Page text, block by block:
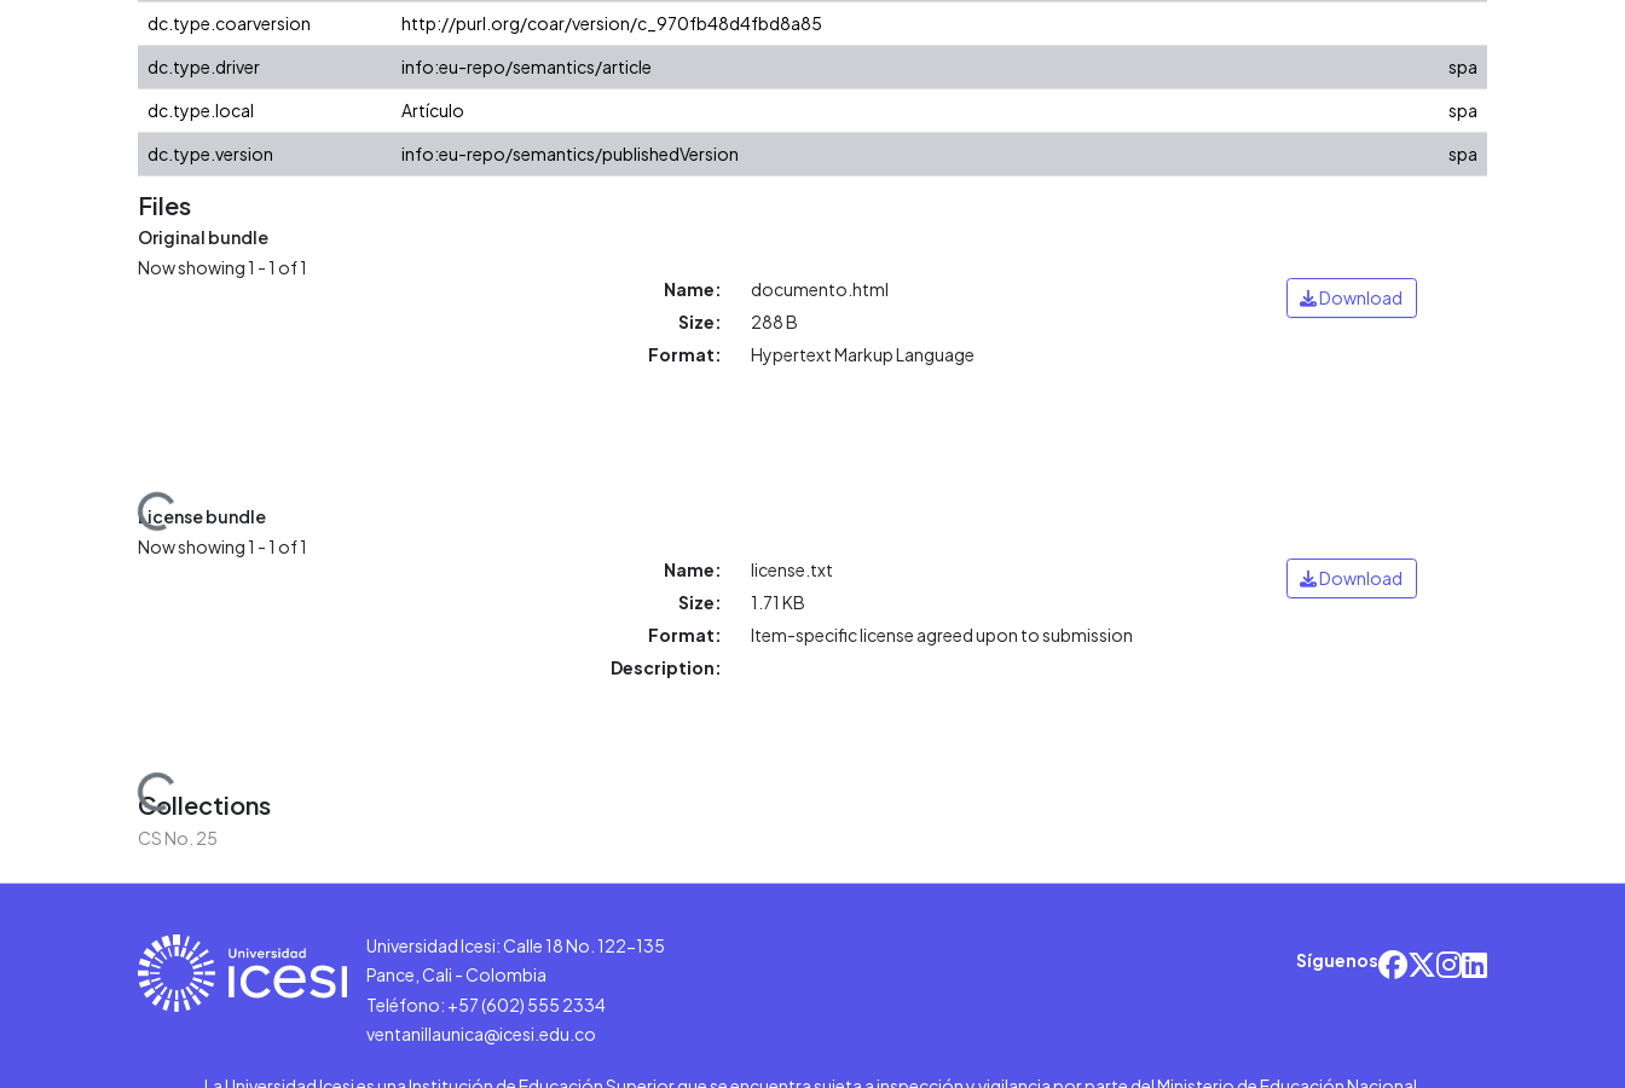
dc.type.coarversion
http://purl.org/coar/version/c_970fb48d4fbd8a85
dc.type.driver
info:eu-repo/semantics/article
spa
dc.type.local
Artículo
spa
dc.type.version
info:eu-repo/semantics/publishedVersion spa
Files
Original bundle
Now showing1 - 1 of 1
Loading...
Name:
documento.html
Size:
288 B
Format:
Hypertext Markup Language
Download
License bundle
Now showing1 - 1 of 1
Loading...
Name:
license.txt
Size:
1.71 KB
Format:
Item-specific license agreed upon to submission
Description:
Download
Collections
CS No. 25
Universidad Icesi: Calle 18 No. 122-135
Pance, Cali - Colombia
Teléfono: +57 (602) 555 2334
ventanillaunica@icesi.edu.co
Síguenos